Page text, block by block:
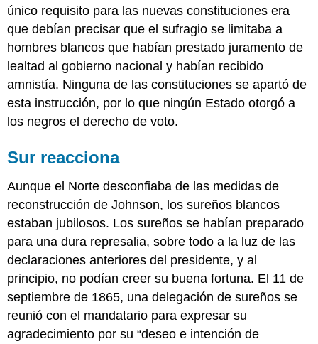
único requisito para las nuevas constituciones era
que debían precisar que el sufragio se limitaba a
hombres blancos que habían prestado juramento de
lealtad al gobierno nacional y habían recibido
amnistía. Ninguna de las constituciones se apartó de
esta instrucción, por lo que ningún Estado otorgó a
los negros el derecho de voto.
Sur reacciona
Aunque el Norte desconfiaba de las medidas de
reconstrucción de Johnson, los sureños blancos
estaban jubilosos. Los sureños se habían preparado
para una dura represalia, sobre todo a la luz de las
declaraciones anteriores del presidente, y al
principio, no podían creer su buena fortuna. El 11 de
septiembre de 1865, una delegación de sureños se
reunió con el mandatario para expresar su
agradecimiento por su “deseo e intención de